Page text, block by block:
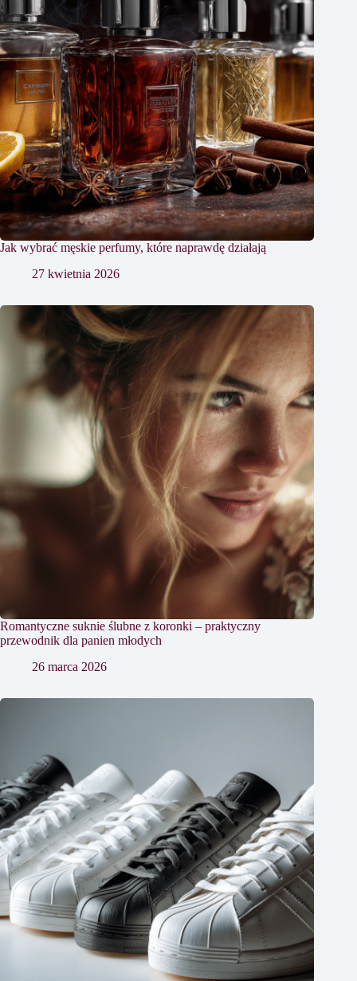
Jak wybrać męskie perfumy, które naprawdę działają
27 kwietnia 2026
Romantyczne suknie ślubne z koronki – praktyczny
przewodnik dla panien młodych
26 marca 2026